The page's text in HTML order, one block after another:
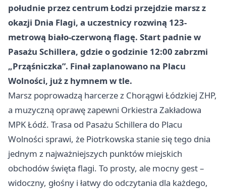
południe przez centrum Łodzi przejdzie marsz z
okazji Dnia Flagi, a uczestnicy rozwiną 123-
metrową biało-czerwoną flagę. Start padnie w
Pasażu Schillera, gdzie o godzinie 12:00 zabrzmi
„Prząśniczka”. Finał zaplanowano na Placu
Wolności, już z hymnem w tle.
Marsz poprowadzą harcerze z Chorągwi Łódzkiej ZHP,
a muzyczną oprawę zapewni Orkiestra Zakładowa
MPK Łódź. Trasa od Pasażu Schillera do Placu
Wolności sprawi, że Piotrkowska stanie się tego dnia
jednym z najważniejszych punktów miejskich
obchodów święta flagi. To prosty, ale mocny gest –
widoczny, głośny i łatwy do odczytania dla każdego,